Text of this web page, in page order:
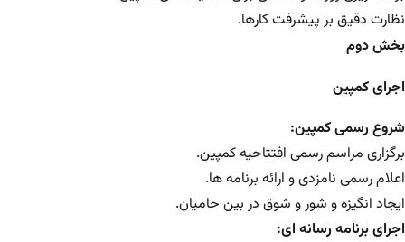
نظارت دقیق بر پیشرفت کارها.
بخش دوم
اجرای کمپین
شروع رسمی کمپین:
برگزاری مراسم رسمی افتتاحیه کمپین.
اعلام رسمی نامزدی و ارائه برنامه ها.
ایجاد انگیزه و شور و شوق در بین حامیان.
اجرای برنامه رسانه ای: